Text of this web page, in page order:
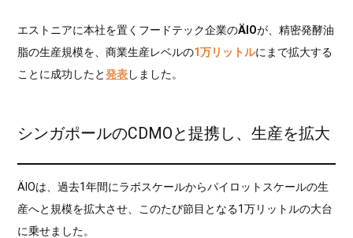
エストニアに本社を置くフードテック企業のÄIOが、精密発酵油
脂の生産規模を、商業生産レベルの1万リットルにまで拡大する
ことに成功したと発表しました。
シンガポールのCDMOと提携し、生産を拡大
ÄIOは、過去1年間にラボスケールからパイロットスケールの生
産へと規模を拡大させ、このたび節目となる1万リットルの大台
に乗せました。